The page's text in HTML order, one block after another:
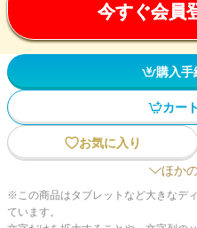
今すぐ会員
購入
カー
お気に入り
ほか
※この商品はタブレットなど大きなデ
ています。